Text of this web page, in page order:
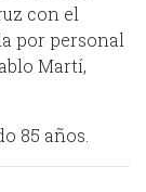
con el
por personal
Martí,
85 años.